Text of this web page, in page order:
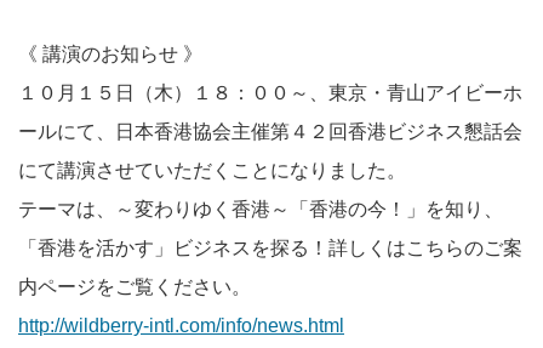
《 講演のお知らせ 》
１０月１５日（木）１８：００～、東京・青山アイビーホ
ールにて、日本香港協会主催第４２回香港ビジネス懇話会
にて講演させていただくことになりました。
テーマは、～変わりゆく香港～「香港の今！」を知り、
「香港を活かす」ビジネスを探る！詳しくはこちらのご案
内ページをご覧ください。
http://wildberry-intl.com/info/news.html